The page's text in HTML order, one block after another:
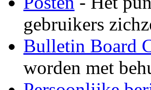
gebruikers
Bulletin Board
worden met